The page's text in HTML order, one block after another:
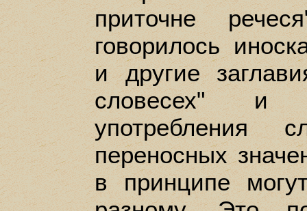
приточне
говорилось
и другие
словесех" и
переносных
в принципе